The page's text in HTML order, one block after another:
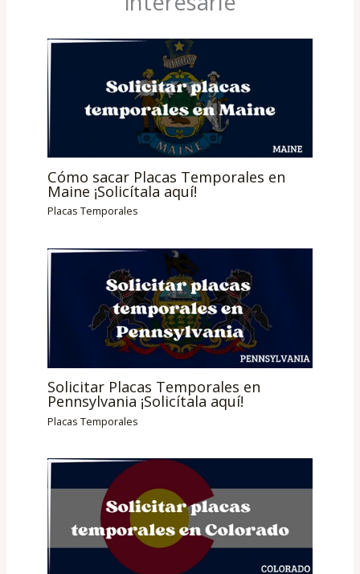
Cómo sacar Placas Temporales en
Maine ¡Solicítala aquí!
Placas Temporales
Solicitar Placas Temporales en
Pennsylvania ¡Solicítala aquí!
Placas Temporales